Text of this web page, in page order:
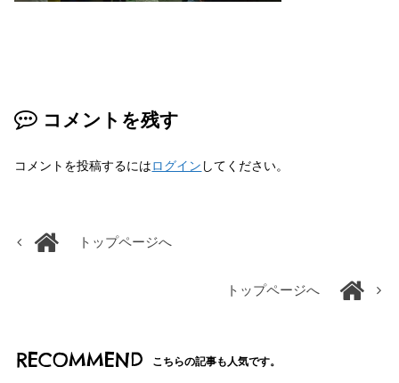
コメントを残す
コメントを投稿するにはログイン してください。
トップページへ
トップページへ
RECOMMEND こちらの記事も人気です。